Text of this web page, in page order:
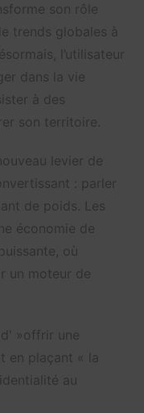
son rôle
trends globales à
l’utilisateur
dans la vie
à des
son territoire.
levier de
: parler
de poids. Les
économie de
où
un moteur de
d' »offrir une
en plaçant « la
au